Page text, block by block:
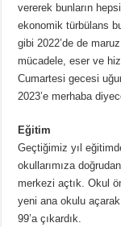
vererek bunların
ekonomik türbülans
gibi 2022’de de
mücadele, eser ve
Cumartesi gecesi
2023’e merhaba
Eğitim
Geçtiğimiz yıl
okullarımıza
merkezi açtık. Okul
yeni ana okulu
99’a çıkardık.